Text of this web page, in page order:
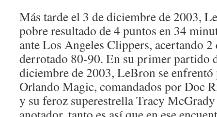
Más tarde el 3 de diciembre de 2003,
pobre resultado de 4 puntos en 34
ante Los Angeles Clippers, acertando
derrotado 80-90. En su primer partido
diciembre de 2003, LeBron se
Orlando Magic, comandados por Doc
y su feroz superestrella Tracy